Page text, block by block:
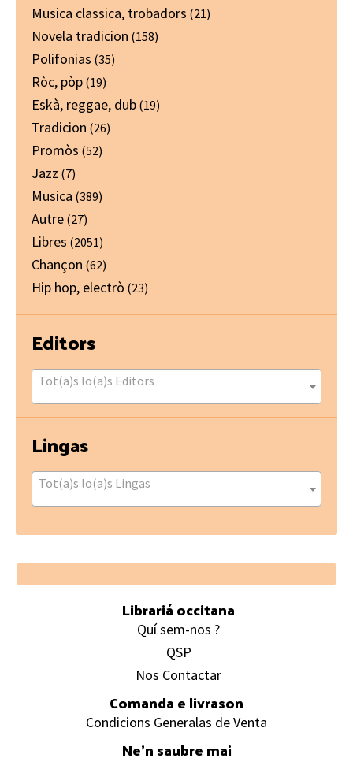
Musica classica, trobadors (21)
Novela tradicion (158)
Polifonias (35)
Ròc, pòp (19)
Eskà, reggae, dub (19)
Tradicion (26)
Promòs (52)
Jazz (7)
Musica (389)
Autre (27)
Libres (2051)
Chançon (62)
Hip hop, electrò (23)
Editors
Tot(a)s lo(a)s Editors
Lingas
Tot(a)s lo(a)s Lingas
Footer
Librariá occitana
Quí sem-nos ?
QSP
Nos Contactar
Comanda e livrason
Condicions Generalas de Venta
Ne’n saubre mai